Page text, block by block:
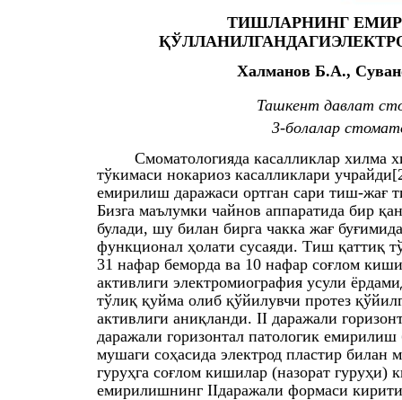
ТИШЛАРНИНГ
Халманов Б.А.,
Ташкент давлат
3-болалар
Смоматологияда касалликлар хилма
тўкимаси нокариоз касалликлари
емирилиш даражаси ортган сари тиш-жағ
Бизга маълумки чайнов аппаратида бир
булади, шу билан бирга чакка жағ
функционал ҳолати сусаяди. Тиш қаттиқ
31 нафар беморда ва 10 нафар соғлом
активлиги электромиография усули
тўлиқ қуйма олиб қўйилувчи протез
активлиги аниқланди. II даражали
даражали горизонтал патологик
мушаги соҳасида электрод пластир билан
гуруҳга соғлом кишилар (назорат гуруҳи)
емирилишнинг IIдаражали формаси